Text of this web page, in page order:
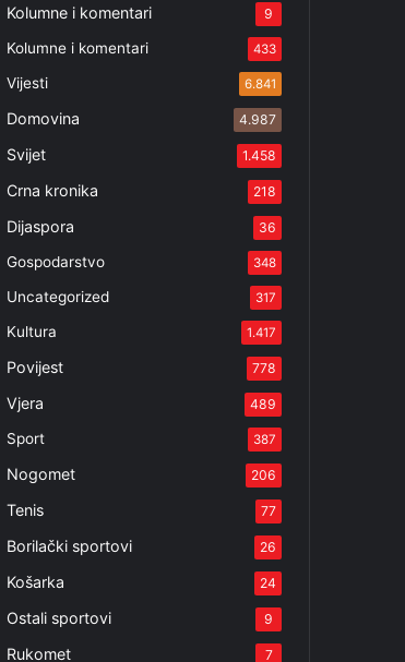
Kolumne i komentari 9
Kolumne i komentari 433
Vijesti 6.841
Domovina 4.987
Svijet 1.458
Crna kronika 218
Dijaspora 36
Gospodarstvo 348
Uncategorized 317
Kultura 1.417
Povijest 778
Vjera 489
Sport 387
Nogomet 206
Tenis 77
Borilački sportovi 26
Košarka 24
Ostali sportovi 9
Rukomet 7